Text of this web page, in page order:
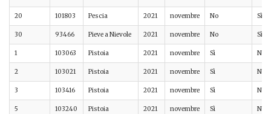
20 101803 Pescia 2021 novembre No Sì
30 93466 Pieve a Nievole 2021 novembre No Sì
1 103063 Pistoia 2021 novembre Sì No
2 103021 Pistoia 2021 novembre Sì No
3 103416 Pistoia 2021 novembre Sì No
5 103240 Pistoia 2021 novembre Sì No